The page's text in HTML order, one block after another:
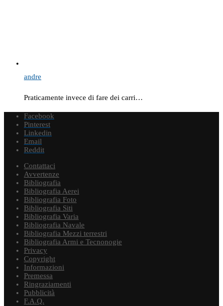
andre
Praticamente invece di fare dei carri…
Facebook
Pinterest
Linkedin
Email
Reddit
Contattaci
Avvertenze
Bibliografia
Bibliografia Aerei
Bibliografia Foto
Bibliografia Siti
Bibliografia Varia
Bibliografia Navale
Bibliografia Mezzi terrestri
Bibliografia Armi e Tecnonogie
Privacy
Copyright
Informazioni
Premessa
Ringraziamenti
Pubblicità
F.A.Q.